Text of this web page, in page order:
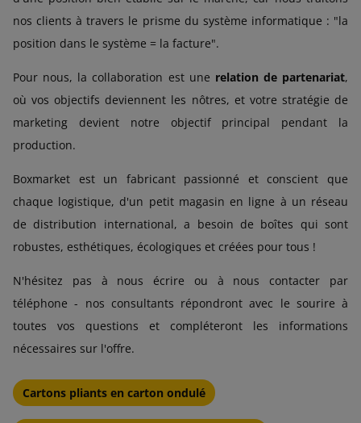
nos clients à travers le prisme du système informatique : "la
position dans le système = la facture".
Pour nous, la collaboration est une relation de partenariat,
où vos objectifs deviennent les nôtres, et votre stratégie de
marketing devient notre objectif principal pendant la
production.
Boxmarket est un fabricant passionné et conscient que
chaque logistique, d'un petit magasin en ligne à un réseau
de distribution international, a besoin de boîtes qui sont
robustes, esthétiques, écologiques et créées pour tous !
N'hésitez pas à nous écrire ou à nous contacter par
téléphone - nos consultants répondront avec le sourire à
toutes vos questions et compléteront les informations
nécessaires sur l'offre.
Cartons pliants en carton ondulé